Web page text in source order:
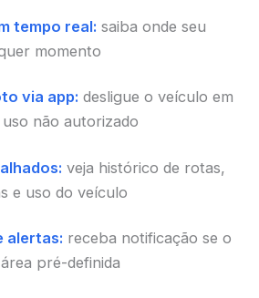
tempo real: saiba onde seu
momento
via app: desligue o veículo em
não autorizado
veja histórico de rotas,
e uso do veículo
alertas: receba notificação se o
pré-definida